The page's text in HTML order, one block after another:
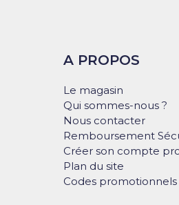
A PROPOS
Le magasin
Qui sommes-nous ?
Nous contacter
Remboursement
Créer son compte
Plan du site
Codes promotionnels